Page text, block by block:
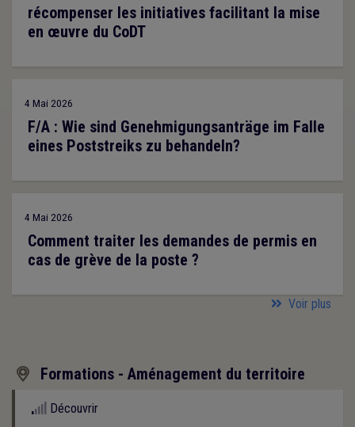
récompenser les initiatives facilitant la mise
en œuvre du CoDT
4 Mai 2026
F/A : Wie sind Genehmigungsanträge im Falle
eines Poststreiks zu behandeln?
4 Mai 2026
Comment traiter les demandes de permis en
cas de grève de la poste ?
Voir plus
 Formations - Aménagement du territoire
Découvrir